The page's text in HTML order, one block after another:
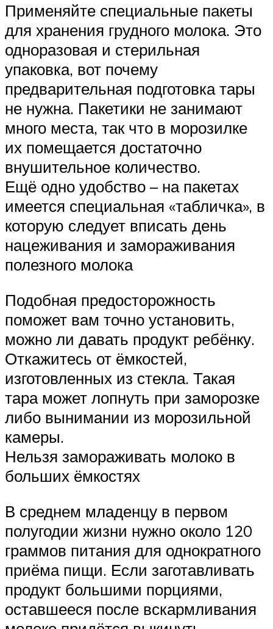
Применяйте специальные пакеты
для хранения грудного молока. Это
одноразовая и стерильная
упаковка, вот почему
предварительная подготовка тары
не нужна. Пакетики не занимают
много места, так что в морозилке
их помещается достаточно
внушительное количество.
Ещё одно удобство – на пакетах
имеется специальная «табличка», в
которую следует вписать день
нацеживания и замораживания
полезного молока
Подобная предосторожность
поможет вам точно установить,
можно ли давать продукт ребёнку.
Откажитесь от ёмкостей,
изготовленных из стекла. Такая
тара может лопнуть при заморозке
либо вынимании из морозильной
камеры.
Нельзя замораживать молоко в
больших ёмкостях
В среднем младенцу в первом
полугодии жизни нужно около 120
граммов питания для однократного
приёма пищи. Если заготавливать
продукт большими порциями,
оставшееся после вскармливания